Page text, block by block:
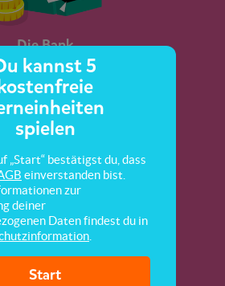
Die Bank
kannst 5
spielen
„Start“ bestätigst du, dass
einverstanden bist.
zur
deiner
Daten findest du in
Start